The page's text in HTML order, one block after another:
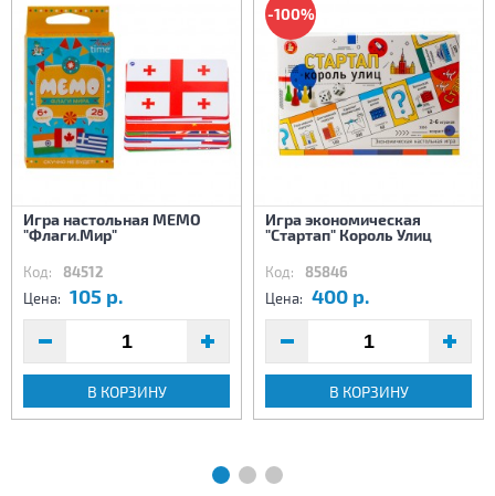
Игра настольная МЕМО
"Флаги.Мир"
Код: 84512
Цена: 105 р.
В КОРЗИНУ
-100%
Игра экономическая
"Стартап" Король Улиц
Код: 85846
Цена: 400 р.
В КОРЗИНУ